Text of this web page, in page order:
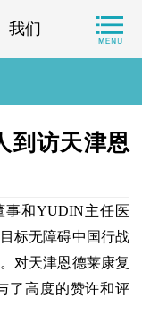
我们
到访天津恩
事和YUDIN主任医
标无障碍中国行战
对天津恩德莱康复
了高度的赞许和评